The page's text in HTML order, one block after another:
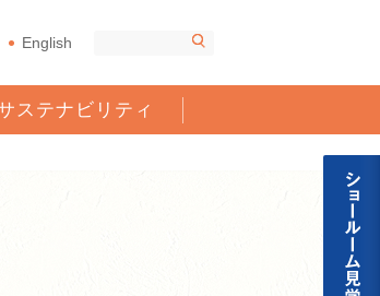
English
ステナビリティ